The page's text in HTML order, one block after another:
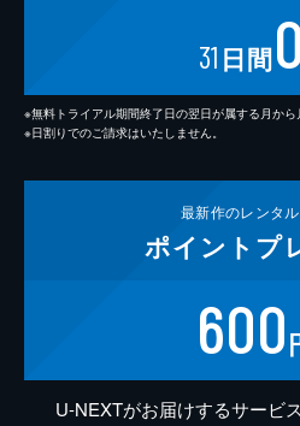
31 日間0
※無料トライアル期間終了日の翌日が属する月から
※日割りでのご請求はいたしません。
最新作のレンタ
ポイント プ
600
U-NEXTがお届けするサービ